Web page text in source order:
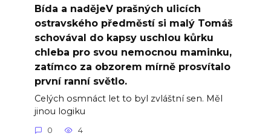
Bída a nadějeV prašných ulicích
ostravského předměstí si malý Tomáš
schovával do kapsy uschlou kůrku
chleba pro svou nemocnou maminku,
zatímco za obzorem mírně prosvítalo
první ranní světlo.
Celých osmnáct let to byl zvláštní sen. Měl
jinou logiku
0 4